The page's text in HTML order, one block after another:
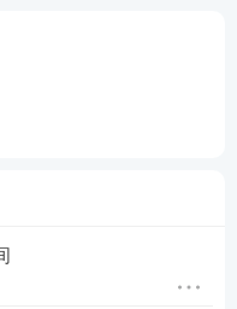
评价测试对应的专业
发布证券研究报告业